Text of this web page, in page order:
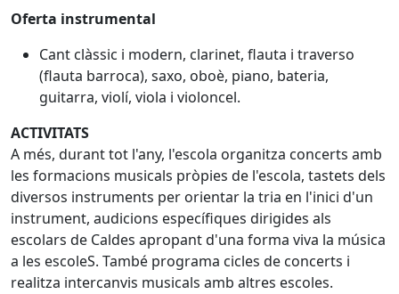
Oferta instrumental
Cant clàssic i modern, clarinet, flauta i traverso
(flauta barroca), saxo, oboè, piano, bateria,
guitarra, violí, viola i violoncel.
ACTIVITATS
A més, durant tot l'any, l'escola organitza concerts amb
les formacions musicals pròpies de l'escola, tastets dels
diversos instruments per orientar la tria en l'inici d'un
instrument, audicions específiques dirigides als
escolars de Caldes apropant d'una forma viva la música
a les escoleS. També programa cicles de concerts i
realitza intercanvis musicals amb altres escoles.